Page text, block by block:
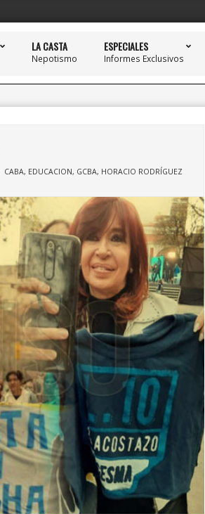
LA CASTA
Nepotismo
ESPECIALES
Informes Exclusivos
CABA, EDUCACION, GCBA, HORACIO RODRÍGUEZ